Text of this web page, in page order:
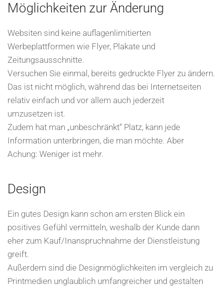
Möglichkeiten zur Änderung
Websiten sind keine auflagenlimitierten
Werbeplattformen wie Flyer, Plakate und
Zeitungsausschnitte.
Versuchen Sie einmal, bereits gedruckte Flyer zu ändern.
Das ist nicht möglich, während das bei Internetseiten
relativ einfach und vor allem auch jederzeit
umzusetzen ist.
Zudem hat man „unbeschränkt“ Platz, kann jede
Information unterbringen, die man möchte. Aber
Achung: Weniger ist mehr.
Design
Ein gutes Design kann schon am ersten Blick ein
positives Gefühl vermitteln, weshalb der Kunde dann
eher zum Kauf/Inanspruchnahme der Dienstleistung
greift.
Außerdem sind die Designmöglichkeiten im vergleich zu
Printmedien unglaublich umfangreicher und gestalten